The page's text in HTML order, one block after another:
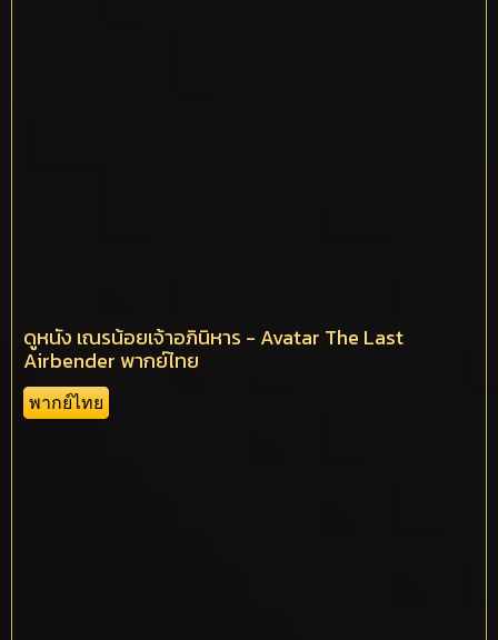
ดูหนัง เณรน้อยเจ้าอภินิหาร - Avatar The Last
Airbender พากย์ไทย
พากย์ไทย